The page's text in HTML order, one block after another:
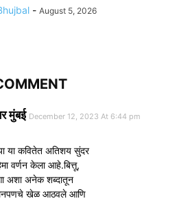
- August 5, 2026
मुंबई December 12, 2023 At 6:44 pm
या कवितेत अतिशय सुंदर
वर्णन केला आहे.बित्तू,
अशा अनेक शब्दातून
खेळ आठवले आणि